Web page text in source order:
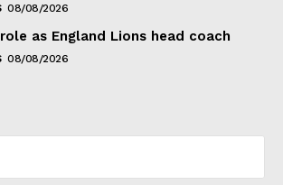
08/08/2026
as England Lions head coach
08/08/2026